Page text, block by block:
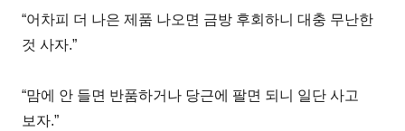
“어차피 더 나은 제품 나오면 금방 후회하니 대충 무난한
것 사자.”
“맘에 안 들면 반품하거나 당근에 팔면 되니 일단 사고
보자.”